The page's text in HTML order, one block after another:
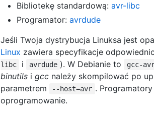
Bibliotekę standardową: avr-libc
Programator: avrdude
Jeśli Twoja dystrybucja Linuksa jest
Linux zawiera specyfikacje
libc
i avrdude ). W Debianie to gcc-
binutils i gcc należy skompilować po
parametrem
--host=avr .
oprogramowanie.